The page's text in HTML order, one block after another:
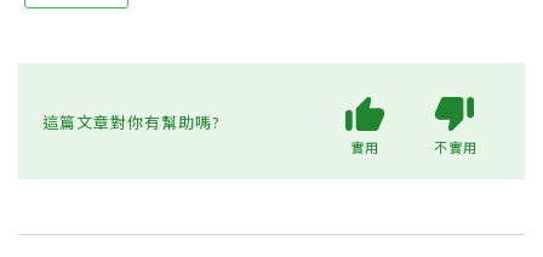
這篇文章對你有幫助嗎?
實用 不實用